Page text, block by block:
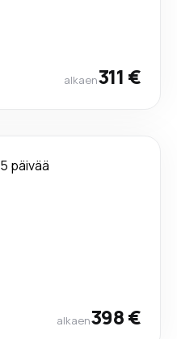
alkaen311 €
5 päivää
alkaen398 €